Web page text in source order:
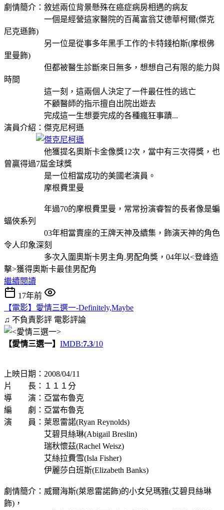
劇情簡介：敘述兩位背景懸殊在癌症病房相遇的病友
一個是經營這家醫院的百萬富翁艾德華柯爾(傑克
尼克遜飾)
另一位是從事多年黑手工作的卡特錢柏斯(摩根佛
里曼飾)
但都被醫生診斷來日無多，想想自己有限的能力與
時間
這一刻，這兩個人決定了一件最任性的逃亡
不顧醫師的指示擅自出院出遊去
完成這一生想要完成的各種瘋狂事蹟...
演員介紹：傑克尼柯遜
他獲提名奧斯卡金像獎12次，當中有三次得獎，也
曾贏得過7屆金球獎
是一位相當成功的美國老演員。
摩根費里曼
年過70的摩根費里曼，常常扮演睿智的長者像是蝙
蝠俠系列
03年相當賣座的王牌天神及續集，飾演天神的角色
令人印象深刻
多次入圍奧斯卡男主角.男配角獎，04年以<登峰造
擊>獲得奧斯卡最佳男配角
繼續閱讀
17年前
【電影】愛情三選一-Definitely,Maybe
♫ 不負責影評 電影評論
【愛情三選一】 IMDB:7.3/10
上映日期：2008/04/11
片 長：１１１分
導 演：亞當布魯克
編 劇：亞當布魯克
演 員：萊恩雷諾(Ryan Reynolds)
艾碧貝絲琳(Abigail Breslin)
瑞秋懷茲(Rachel Weisz)
艾絲拉費雪(Isla Fisher)
伊麗莎白班斯(Elizabeth Banks)
劇情簡介：威爾海斯(萊恩雷諾飾)的小女兒瑪雅(艾碧貝絲琳
飾)，